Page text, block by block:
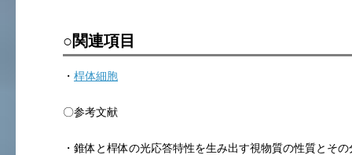
○関連項目
・ 桿体細胞
〇参考文献
・錐体と桿体の光応答特性を生み出す視物質の性質とそ